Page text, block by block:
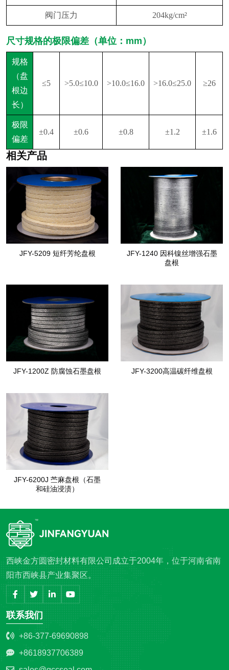
阀门压力 204kg/cm²
尺寸规格的极限偏差（单位：mm）
规格
（盘
根边
长）
≤5 >5.0≤10.0 >10.0≤16.0 >16.0≤25.0 ≥26
极限
偏差
±0.4 ±0.6 ±0.8 ±1.2 ±1.6
相关产品
JFY-5209 短纤芳纶盘根
JFY-1240 因科镍丝增强石墨
盘根
JFY-1200Z 防腐蚀石墨盘根 JFY-3200高温碳纤维盘根
JFY-6200J 苎麻盘根（石墨
和硅油浸渍）
西峡金方圆密封材料有限公司成立于2004年，位于河南省南
阳市西峡县产业集聚区。
联系我们
+86-377-69690898
+8618937706389